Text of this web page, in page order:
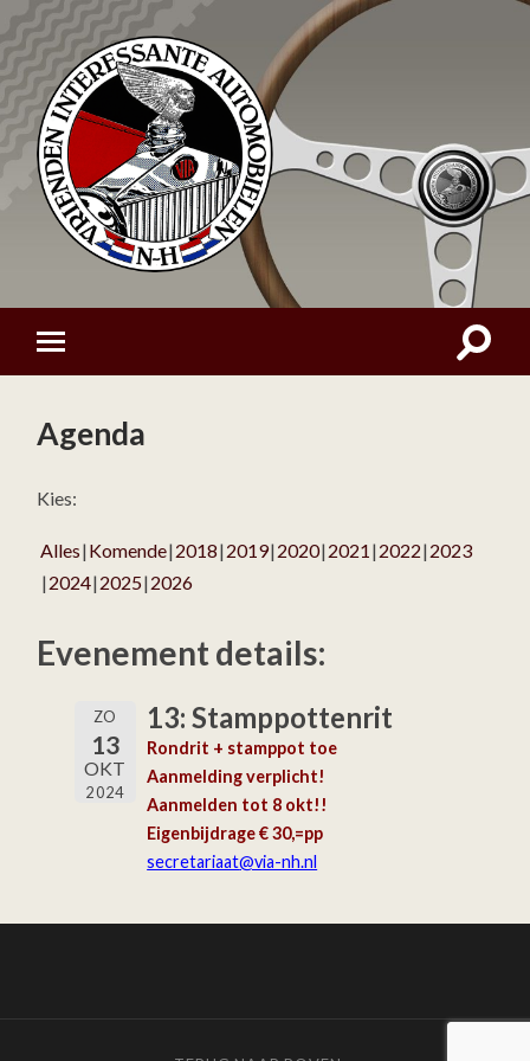
Agenda
Kies:
Alles Komende 2018 2019 2020 2021 2022 2023
2024 2025 2026
Evenement details:
ZO
13
OKT
2024
13: Stamppottenrit
Rondrit + stamppot toe
Aanmelding verplicht!
Aanmelden tot 8 okt!!
Eigenbijdrage € 30,=pp
secretariaat@via-nh.nl